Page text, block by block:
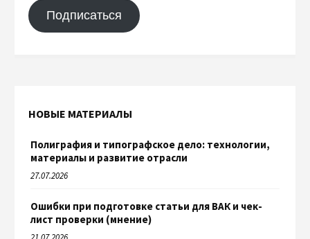
Подписаться
НОВЫЕ МАТЕРИАЛЫ
Полиграфия и типографское дело: технологии,
материалы и развитие отрасли
27.07.2026
Ошибки при подготовке статьи для ВАК и чек-
лист проверки (мнение)